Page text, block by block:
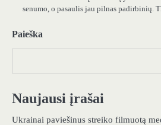
senumo, o pasaulis jau pilnas padirbinių.
Paieška
Naujausi įrašai
Ukrainai paviešinus streiko filmuotą